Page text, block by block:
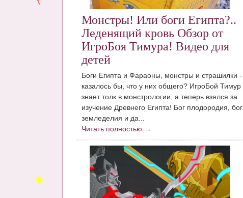
Монстры! Или боги Египта?..
Леденящий кровь Обзор от
ИгроБоя Тимура! Видео для
детей
Боги Египта и Фараоны, монстры и страшилки -
казалось бы, что у них общего? ИгроБой Тимур
знает толк в монстрологии, а теперь взялся за
изучение Древнего Египта! Бог плодородия, бог
земледелия и да...
Читать полностью →